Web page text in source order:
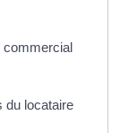
commercial
du locataire